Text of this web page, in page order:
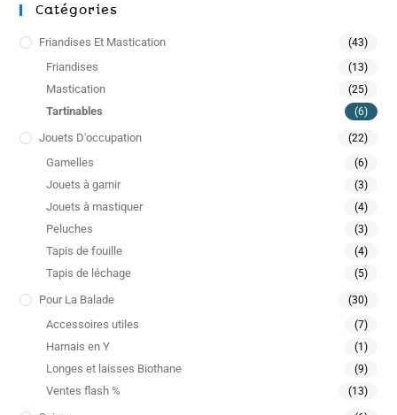
Catégories
Friandises Et Mastication (43)
Friandises (13)
Mastication (25)
Tartinables (6)
Jouets D'occupation (22)
Gamelles (6)
Jouets à garnir (3)
Jouets à mastiquer (4)
Peluches (3)
Tapis de fouille (4)
Tapis de léchage (5)
Pour La Balade (30)
Accessoires utiles (7)
Harnais en Y (1)
Longes et laisses Biothane (9)
Ventes flash % (13)